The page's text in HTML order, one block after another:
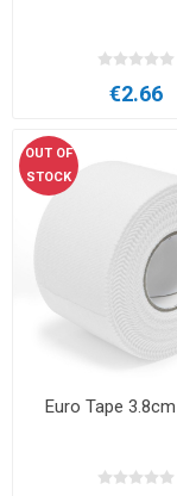
€2.66
OUT OF
STOCK
Euro Tape